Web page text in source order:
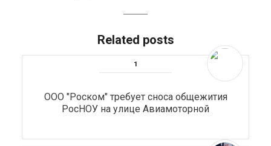
Related posts
ООО "Роском" требует сноса общежития
РосНОУ на улице Авиамоторной